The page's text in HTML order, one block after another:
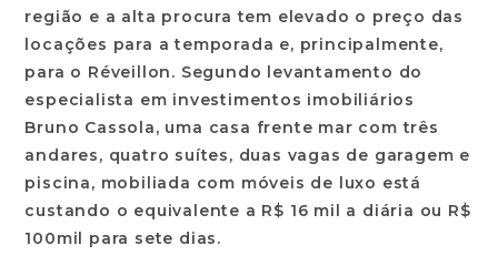
região e a alta procura tem elevado o preço das
locações para a temporada e, principalmente,
para o Réveillon. Segundo levantamento do
especialista em investimentos imobiliários
Bruno Cassola, uma casa frente mar com três
andares, quatro suítes, duas vagas de garagem e
piscina, mobiliada com móveis de luxo está
custando o equivalente a R$ 16 mil a diária ou R$
100mil para sete dias.